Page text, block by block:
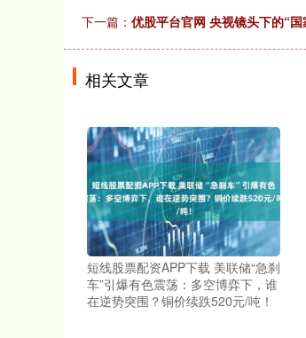
下一篇： 优股平台官网 央视镜头下的“
相关文章
短线股票配资APP下载 美联储“急刹
车”引爆有色震荡：多空博弈下，谁
在逆势突围？铜价续跌520元/吨！